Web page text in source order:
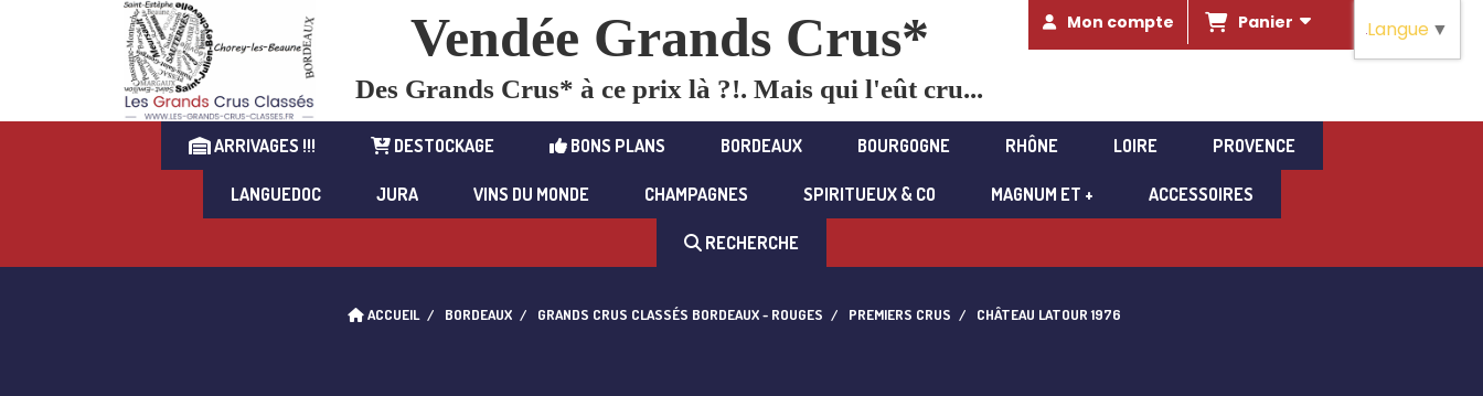
Vendée Grands Crus*
Des Grands Crus* à ce prix là ?!. Mais qui l'eût cru...
Mon compte Panier
ARRIVAGES !!! DESTOCKAGE BONS PLANS BORDEAUX BOURGOGNE RHÔNE LOIRE PROVENCE
LANGUEDOC JURA VINS DU MONDE CHAMPAGNES SPIRITUEUX & CO MAGNUM ET + ACCESSOIRES
RECHERCHE
ACCUEIL BORDEAUX GRANDS CRUS CLASSÉS BORDEAUX - ROUGES PREMIERS CRUS CHÂTEAU LATOUR 1976
Langue ▼